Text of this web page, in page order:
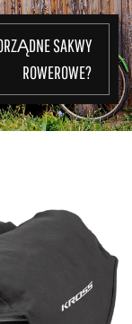
SAKWY
ROWEROWE?